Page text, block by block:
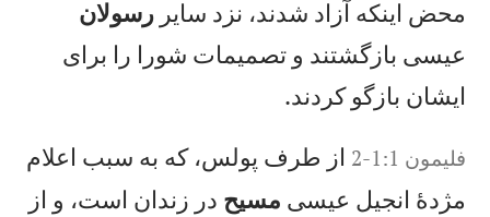
محض اينكه آزاد شدند، نزد سايررسولان
عيسی بازگشتند و تصميمات شورا را برای
ايشان بازگو كردند.
فليمون 1:1-2
از طرف پولس، كه به سبب اعلام
مژدهٔ انجيل عيسی مسيح در زندان است، و از